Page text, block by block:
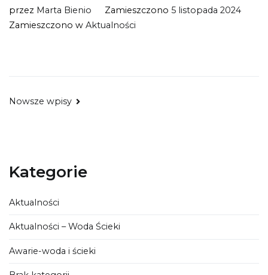
przez Marta Bienio Zamieszczono 5 listopada 2024
Zamieszczono w Aktualności
Nowsze wpisy
Kategorie
Aktualności
Aktualności – Woda Ścieki
Awarie-woda i ścieki